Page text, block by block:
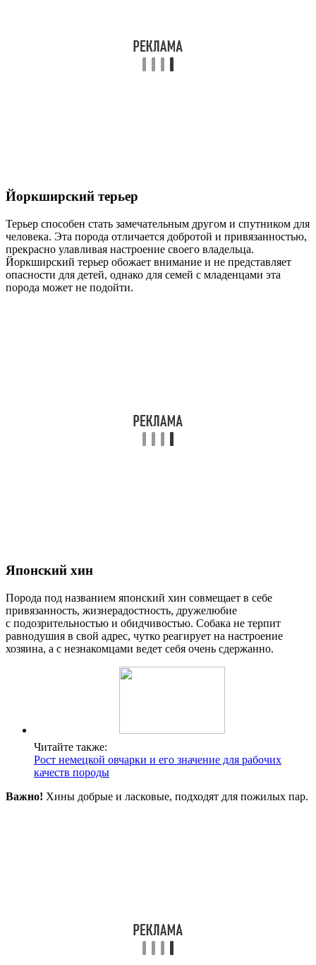
Йоркширский терьер
Терьер способен стать замечательным другом и спутником для
человека. Эта порода отличается добротой и привязанностью,
прекрасно улавливая настроение своего владельца.
Йоркширский терьер обожает внимание и не представляет
опасности для детей, однако для семей с младенцами эта
порода может не подойти.
Японский хин
Порода под названием японский хин совмещает в себе
привязанность, жизнерадостность, дружелюбие
с подозрительностью и обидчивостью. Собака не терпит
равнодушия в свой адрес, чутко реагирует на настроение
хозяина, а с незнакомцами ведет себя очень сдержанно.
Читайте также:
Рост немецкой овчарки и его значение для рабочих
качеств породы
Важно! Хины добрые и ласковые, подходят для пожилых пар.